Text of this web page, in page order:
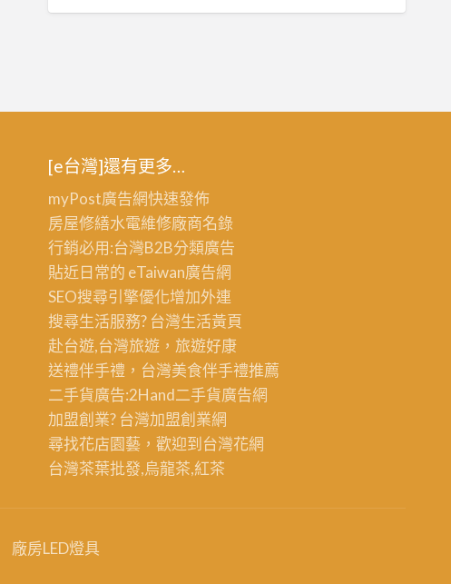
[e台灣]還有更多…
myPost廣告網快速發佈
房屋修繕水電維修廠商名錄
行銷必用:台灣B2B分類廣告
貼近日常的 eTaiwan廣告網
SEO搜尋引擎優化增加外連
搜尋生活服務? 台灣生活黃頁
赴台遊,台灣旅遊 ，旅遊好康
送禮伴手禮，台灣美食伴手禮推薦
二手貨廣告:2Hand二手貨廣告網
加盟創業? 台灣加盟創業網
尋找花店園藝，歡迎到 台灣花網
台灣茶葉批發,烏龍茶,紅茶
廠房LED燈具